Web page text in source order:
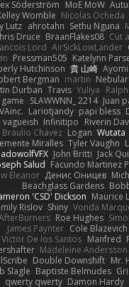
Söderström MoE MoW
Womble Nicolas Ocheda
Lutz ahrotahn Sethu Nguna
Druce BraanFlakes08 Cut
Lord AirSickLowLander
Pressman505 Katelynn
Hutchinson 貴 山崎
Bergman martin
Durban Travis Yuliya
game SLAWWNN_ 2214 Juan
Lariotjandy papi bless
vagueish Infinitipo Riverin
Braulio Chavez Logan Wutata
Miralles Tyler Vaughn
John Britti Jack
Salud Facundo Martinez
Eleanor Денис Оницев
Beachglass Gardens
'CSD' Dickson Maurice
Rislov Shiny Vonda
Roe Hughes
James Paynter Cole Blazevich
Victor De los Santos Manfred
Madeleine Andersson
Double Downshift Mr.
Slagle Baptiste Belmudes
qwerty qwerty Damon Hardy